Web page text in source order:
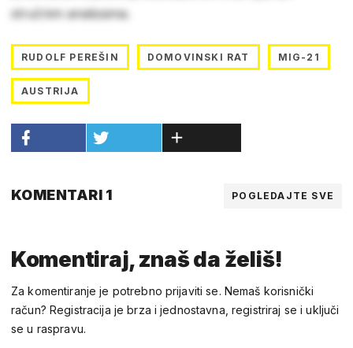
stručnim analizama.
RUDOLF PEREŠIN DOMOVINSKI RAT MIG-21
AUSTRIJA
KOMENTARI 1 POGLEDAJTE SVE
Komentiraj, znaš da želiš!
Za komentiranje je potrebno prijaviti se. Nemaš korisnički
račun? Registracija je brza i jednostavna, registriraj se i uključi
se u raspravu.